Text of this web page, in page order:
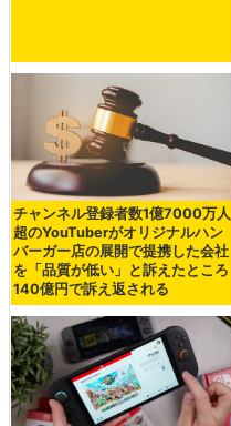
チャンネル登録者数1億7000万人
超のYouTuberがオリジナルハン
バーガー店の展開で提携した会社
を「品質が低い」と訴えたところ
140億円で訴え返される